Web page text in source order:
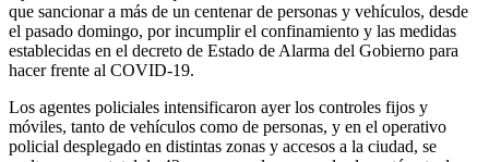
que sancionar a más de un centenar de personas y vehículos, desde
el pasado domingo, por incumplir el confinamiento y las medidas
establecidas en el decreto de Estado de Alarma del Gobierno para
hacer frente al COVID-19.
Los agentes policiales intensificaron ayer los controles fijos y
móviles, tanto de vehículos como de personas, y en el operativo
policial desplegado en distintas zonas y accesos a la ciudad, se